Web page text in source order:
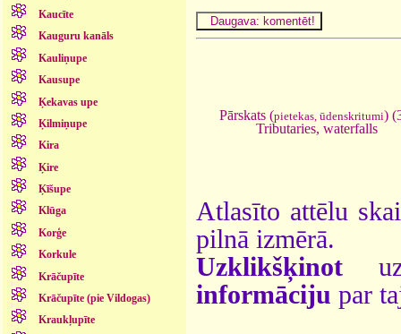
Kaucīte
Kauguru kanāls
Kauliņupe
Kausupe
Ķekavas upe
Ķilmiņupe
Kira
Ķire
Ķīšupe
Klūga
Korģe
Korkule
Krāčupīte
Krāčupīte (pie Vildogas)
Kraukļupīte
Pārskats (pietekas, ūdenskritumi)
Tributaries, waterfalls
Atlasīto attēlu
pilnā izmērā.
Uzklikšķinot
informāciju par